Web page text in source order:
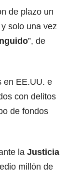
de plazo un
y solo una vez
”, de
en EE.UU. e
con delitos
de fondos
la Justicia
millón de